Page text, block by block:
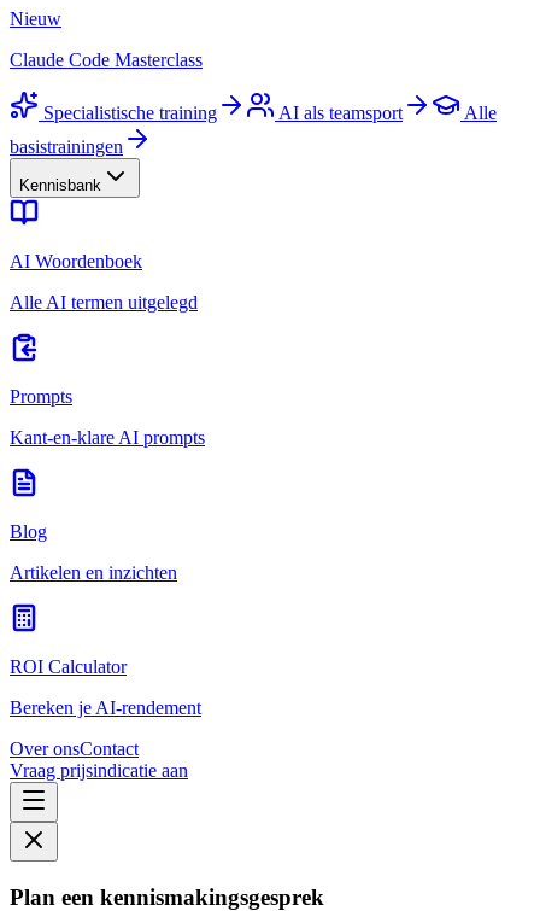
Nieuw
Claude Code Masterclass
Specialistische training AI als teamsport
Alle
basistrainingen
Kennisbank
AI Woordenboek
Alle AI termen uitgelegd
Prompts
Kant-en-klare AI prompts
Blog
Artikelen en inzichten
ROI Calculator
Bereken je AI-rendement
Over onsContact
Vraag prijsindicatie aan
Plan een kennismakingsgesprek